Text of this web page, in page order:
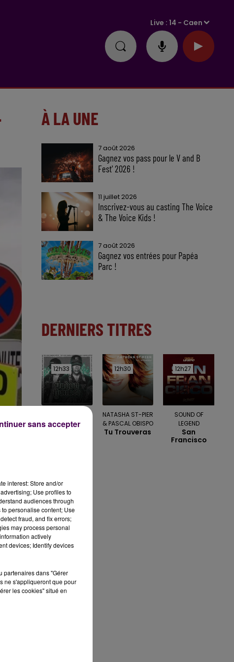
Live :14 - Caen
Le
la
À LA UNE
7 août 2026
Gagnez vos pass pour le V and B
Fest' 2026 !
11 juillet 2026
Inscrivez-vous au casting The Voice
& The Voice Kids !
7 août 2026
Gagnez vos entrées pour Papéa
Parc !
DERNIERS TITRES
12h33
12h33
DADDY YANKEE
Bizarrap
12h30
12h30
NATASHA ST-PIER
& PASCAL OBISPO
Tu Trouveras
12h27
12h27
SOUND OF
LEGEND
San
Francisco
interest: Store and/or
Use profiles to
audiences through
personalise content; Use
fraud, and fix errors;
may process personal
actively
devices; Identify devices
partenaires dans "Gérer
ne s'appliqueront que pour
les cookies" situé en
sans accepter